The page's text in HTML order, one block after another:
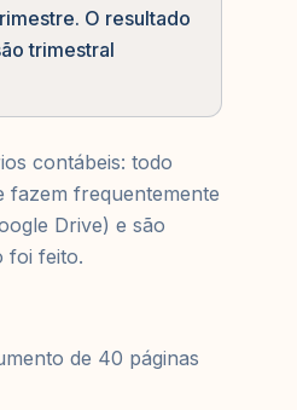
O resultado
trimestral
contábeis: todo
fazem frequentemente
Drive) e são
foi feito.
de 40 páginas